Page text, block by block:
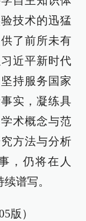
技术的迅猛
了前所未有
近平新时代
持服务国家
实，凝练具
术概念与范
方法与分析
，仍将在人
谱写。
版）